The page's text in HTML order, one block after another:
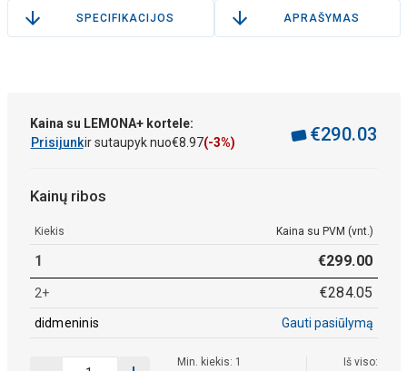
SPECIFIKACIJOS APRAŠYMAS
Kaina su LEMONA+ kortele:
Prisijunkir sutaupyk nuo€8 97(-3%) €290.03
Kainų ribos
Kiekis Kaina su PVM (vnt.)
1 €299.00
2+ €284.05
didmeninis Gauti pasiūlymą
Min. kiekis: 1
Iš viso: